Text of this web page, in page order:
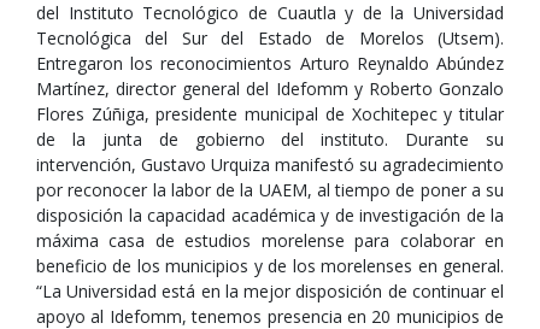
del Instituto Tecnológico de Cuautla y de la Universidad
Tecnológica del Sur del Estado de Morelos (Utsem).
Entregaron los reconocimientos Arturo Reynaldo Abúndez
Martínez, director general del Idefomm y Roberto Gonzalo
Flores Zúñiga, presidente municipal de Xochitepec y titular
de la junta de gobierno del instituto. Durante su
intervención, Gustavo Urquiza manifestó su agradecimiento
por reconocer la labor de la UAEM, al tiempo de poner a su
disposición la capacidad académica y de investigación de la
máxima casa de estudios morelense para colaborar en
beneficio de los municipios y de los morelenses en general.
“La Universidad está en la mejor disposición de continuar el
apoyo al Idefomm, tenemos presencia en 20 municipios de